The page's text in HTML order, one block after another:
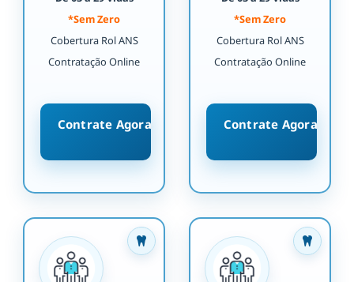
*Sem Zero
Cobertura Rol ANS
Contratação Online
Contrate Agora
*Sem Zero
Cobertura Rol ANS
Contratação Online
Contrate Agora